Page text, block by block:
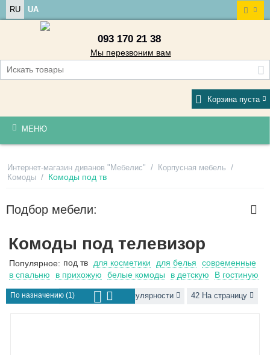
RU UA
093 170 21 38
Мы перезвоним вам
Корзина пуста
МЕНЮ
Интернет-магазин диванов "Мебелис" / Корпусная мебель /
Комоды / Комоды под тв
Подбор мебели:
Комоды под телевизор
Популярное: под тв для косметики для белья
современные
в спальню
в прихожую белые комоды в детскую В гостиную
По назначению (1)Сортировать по популярности 42 На страницу